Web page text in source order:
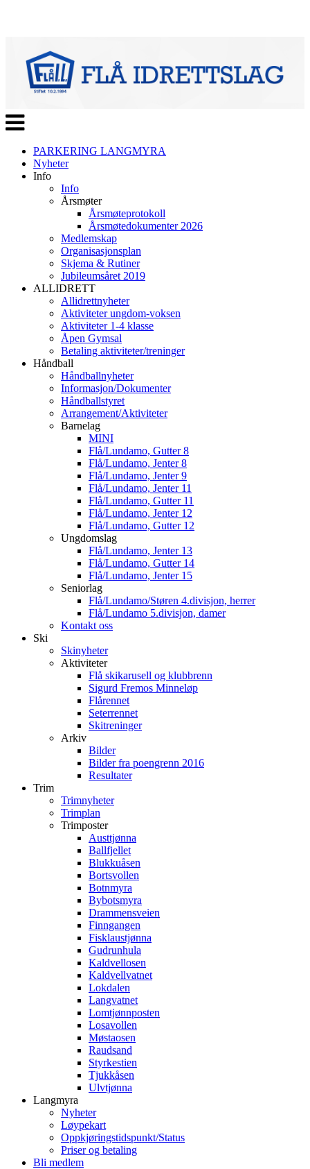
Veksle
navigasjon
PARKERING LANGMYRA
Nyheter
Info
Info
Årsmøter
Årsmøteprotokoll
Årsmøtedokumenter 2026
Medlemskap
Organisasjonsplan
Skjema & Rutiner
Jubileumsåret 2019
ALLIDRETT
Allidrettnyheter
Aktiviteter ungdom-voksen
Aktiviteter 1-4 klasse
Åpen Gymsal
Betaling aktiviteter/treninger
Håndball
Håndballnyheter
Informasjon/Dokumenter
Håndballstyret
Arrangement/Aktiviteter
Barnelag
MINI
Flå/Lundamo, Gutter 8
Flå/Lundamo, Jenter 8
Flå/Lundamo, Jenter 9
Flå/Lundamo, Jenter 11
Flå/Lundamo, Gutter 11
Flå/Lundamo, Jenter 12
Flå/Lundamo, Gutter 12
Ungdomslag
Flå/Lundamo, Jenter 13
Flå/Lundamo, Gutter 14
Flå/Lundamo, Jenter 15
Seniorlag
Flå/Lundamo/Støren 4.divisjon, herrer
Flå/Lundamo 5.divisjon, damer
Kontakt oss
Ski
Skinyheter
Aktiviteter
Flå skikarusell og klubbrenn
Sigurd Fremos Minneløp
Flårennet
Seterrennet
Skitreninger
Arkiv
Bilder
Bilder fra poengrenn 2016
Resultater
Trim
Trimnyheter
Trimplan
Trimposter
Austtjønna
Ballfjellet
Blukkuåsen
Bortsvollen
Botnmyra
Bybotsmyra
Drammensveien
Finngangen
Fisklaustjønna
Gudrunhula
Kaldvellosen
Kaldvellvatnet
Lokdalen
Langvatnet
Lomtjønnposten
Losavollen
Møstaosen
Raudsand
Styrkestien
Tjukkåsen
Ulvtjønna
Langmyra
Nyheter
Løypekart
Oppkjøringstidspunkt/Status
Priser og betaling
Bli medlem